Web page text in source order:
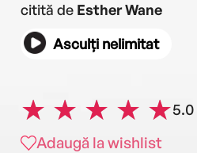
citită de Esther Wane
Asculți nelimitat
5.0
Adaugă la wishlist